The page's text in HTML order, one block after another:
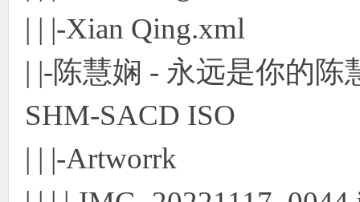
| | |-Xian Qing.xml
| |-陈慧娴 - 永远是你的
SHM-SACD ISO
| | |-Artworrk